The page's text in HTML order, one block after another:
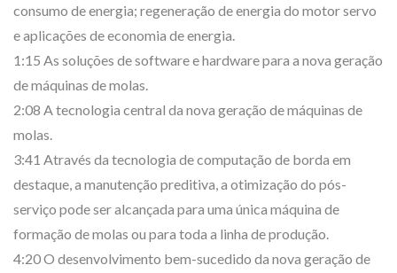
consumo de energia; regeneração de energia do motor servo
e aplicações de economia de energia.
1:15 As soluções de software e hardware para a nova geração
de máquinas de molas.
2:08 A tecnologia central da nova geração de máquinas de
molas.
3:41 Através da tecnologia de computação de borda em
destaque, a manutenção preditiva, a otimização do pós-
serviço pode ser alcançada para uma única máquina de
formação de molas ou para toda a linha de produção.
4:20 O desenvolvimento bem-sucedido da nova geração de